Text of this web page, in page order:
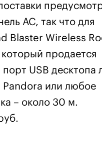
АС, так что для
Blaster Wireless
продается
USB десктопа
Pandora или любое
– около 30 м.
.